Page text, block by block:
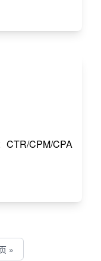
CTR/CPM/CPA
»